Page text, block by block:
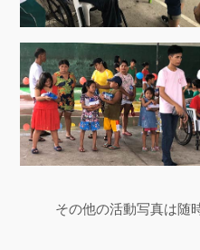
その他の活動写真は随